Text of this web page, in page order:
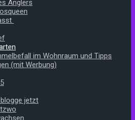
Anglers
im Wohnraum und Tipps
(mit Werbung)
jetzt